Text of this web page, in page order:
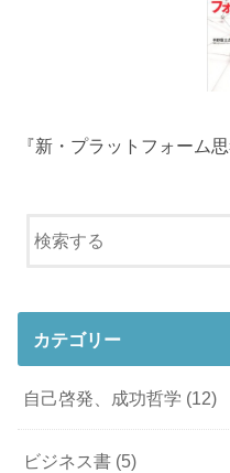
『新・プラットフォーム
カテゴリー
自己啓発、成功哲学 (12)
ビジネス書 (5)